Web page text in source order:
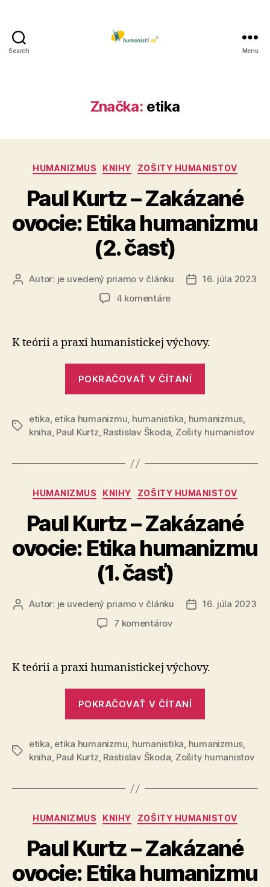
Search Menu
Značka: etika
Kategórie
HUMANIZMUS KNIHY ZOŠITY HUMANISTOV
Paul Kurtz – Zakázané
ovocie: Etika humanizmu
(2. časť)
AutorAutor: je uvedený priamo v článku
Dátum
16. júla 2023
4 komentárena
Zakázané
ovocie:
Etika
časť)
K teórii a praxi humanistickej výchovy.
POKRAČOVAŤ V ČÍTANÍ
Zakázané
ovocie:
časť)“
Značky
etika, etika humanizmu, humanistika, humanizmus,
kniha, Paul Kurtz, Rastislav Škoda, Zošity humanistov
Kategórie
HUMANIZMUS KNIHY ZOŠITY HUMANISTOV
Paul Kurtz – Zakázané
ovocie: Etika humanizmu
(1. časť)
AutorAutor: je uvedený priamo v článku
Dátum
16. júla 2023
7 komentárovna
–
Zakázané
ovocie:
Etika
časť)
K teórii a praxi humanistickej výchovy.
POKRAČOVAŤ V ČÍTANÍ
Zakázané
ovocie:
časť)“
Značky
etika, etika humanizmu, humanistika, humanizmus,
kniha, Paul Kurtz, Rastislav Škoda, Zošity humanistov
Kategórie
HUMANIZMUS KNIHY ZOŠITY HUMANISTOV
Paul Kurtz – Zakázané
ovocie: Etika humanizmu